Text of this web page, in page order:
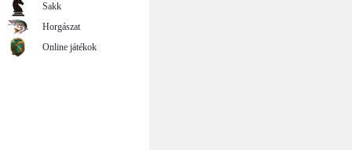
Sakk
Horgászat
Online játékok